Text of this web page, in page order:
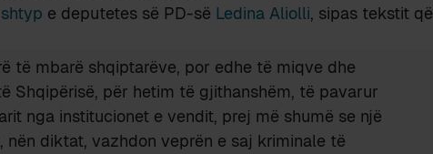
e deputetes së PD-së Ledina Aliolli, sipas tekstit që
të mbarë shqiptarëve, por edhe të miqve dhe
Shqipërisë, për hetim të gjithanshëm, të pavarur
nga institucionet e vendit, prej më shumë se një
nën diktat, vazhdon veprën e saj kriminale të